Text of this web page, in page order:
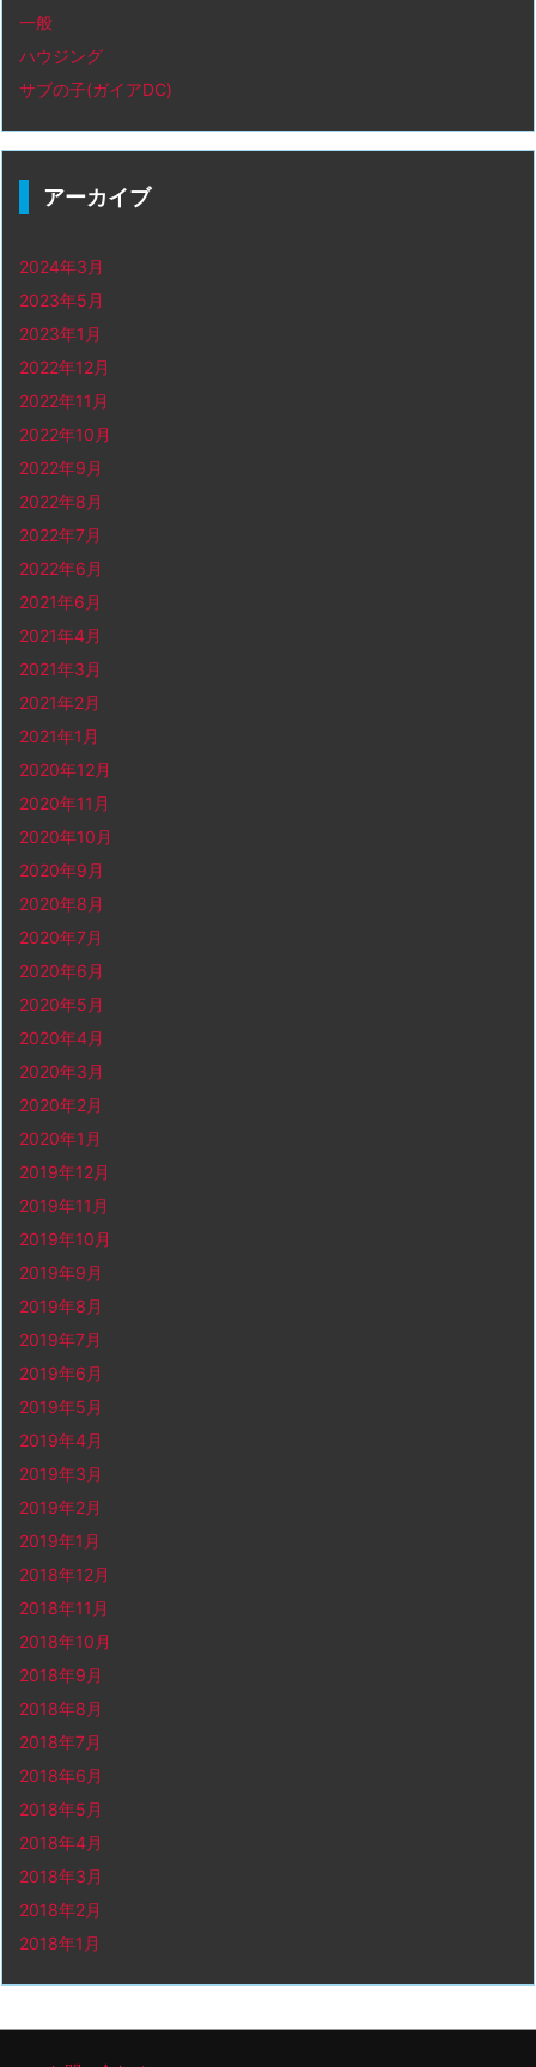
一般
ハウジング
サブの子(ガイアDC)
アーカイブ
2024年3月
2023年5月
2023年1月
2022年12月
2022年11月
2022年10月
2022年9月
2022年8月
2022年7月
2022年6月
2021年6月
2021年4月
2021年3月
2021年2月
2021年1月
2020年12月
2020年11月
2020年10月
2020年9月
2020年8月
2020年7月
2020年6月
2020年5月
2020年4月
2020年3月
2020年2月
2020年1月
2019年12月
2019年11月
2019年10月
2019年9月
2019年8月
2019年7月
2019年6月
2019年5月
2019年4月
2019年3月
2019年2月
2019年1月
2018年12月
2018年11月
2018年10月
2018年9月
2018年8月
2018年7月
2018年6月
2018年5月
2018年4月
2018年3月
2018年2月
2018年1月